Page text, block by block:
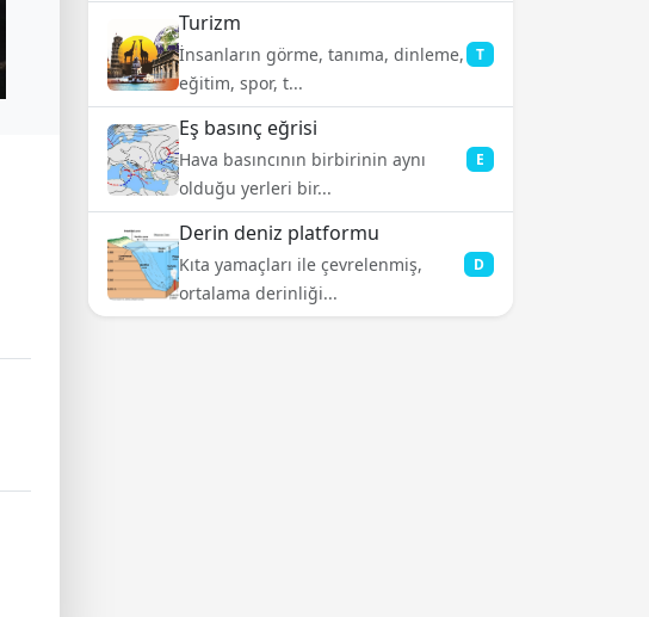
Turizm
İnsanların görme, tanıma, dinleme,
eğitim, spor, t...
T
Eş basınç eğrisi
Hava basıncının birbirinin aynı
olduğu yerleri bir...
E
Derin deniz platformu
Kıta yamaçları ile çevrelenmiş,
ortalama derinliği...
D